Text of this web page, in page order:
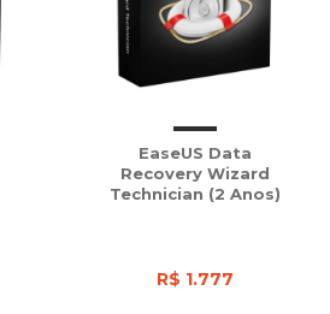
EaseUS Data
Recovery Wizard
Technician (2 Anos)
R$ 1.777